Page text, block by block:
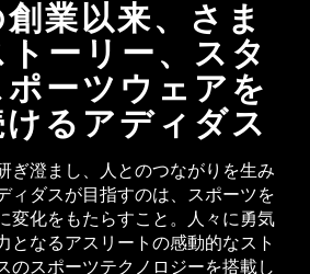
創業以来、さま
ーリー、スタ
ーツウェアを
るアディダス
ぎ澄まし、人とのつながりを生み
ィダスが目指すのは、スポーツを
変化をもたらすこと。人々に勇気
となるアスリートの感動的なスト
のスポーツテクノロジーを搭載し